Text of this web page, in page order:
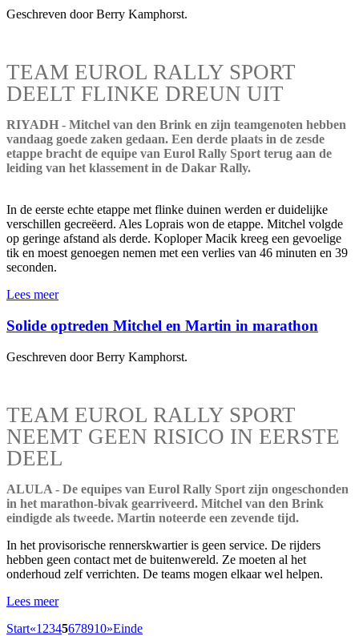
Geschreven door Berry Kamphorst.
TEAM EUROL RALLY SPORT
DEELT FLINKE DREUN UIT
RIYADH - Mitchel van den Brink en zijn teamgenoten hebben
vandaag goede zaken gedaan. Een derde plaats in de zesde
etappe bracht de equipe van Eurol Rally Sport terug aan de
leiding van het klassement in de Dakar Rally.
In de eerste echte etappe met flinke duinen werden er duidelijke
verschillen gecreëerd. Ales Loprais won de etappe. Mitchel volgde
op geringe afstand als derde. Koploper Macik kreeg een gevoelige
tik en moest genoegen nemen met een verlies van 46 minuten en 39
seconden.
Lees meer
Solide optreden Mitchel en Martin in marathon
Geschreven door Berry Kamphorst.
TEAM EUROL RALLY SPORT
NEEMT GEEN RISICO IN EERSTE
DEEL
ALULA - De equipes van Eurol Rally Sport zijn ongeschonden
in het marathon-bivak gearriveerd. Mitchel van den Brink
eindigde als tweede. Martin noteerde een zevende tijd.
In het provisorische rennerskwartier is geen service. De rijders
hebben geen contact met de buitenwereld. Ze moeten al het
onderhoud zelf verrichten. De teams mogen elkaar wel helpen.
Lees meer
Start«1 2345678910»Einde